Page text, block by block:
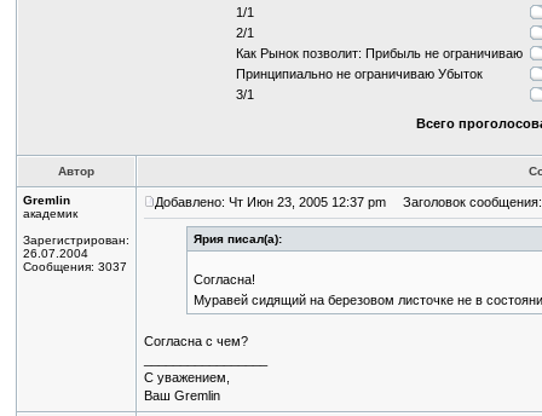
1/1
2/1
Как Рынок позволит: Прибыль не ограничиваю
Принципиально не ограничиваю Убыток
3/1
Всего
Автор
Gremlin
академик
Зарегистрирован:
26.07.2004
Сообщения: 3037
Добавлено: Чт Июн 23, 2005 12:37 pm Заголовок сообщения:
Ярия писал(а):
Согласна!
Муравей сидящий на березовом листочке не в
Согласна с чем?
С уважением,
Ваш Gremlin